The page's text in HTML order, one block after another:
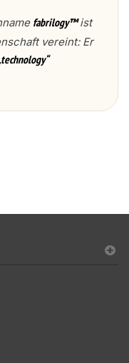
fabrilogy™ist
vereint: Er